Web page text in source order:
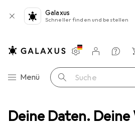
Deine Daten. Deine
Galaxus
Schneller finden und bestellen
Navigation nach Kategorien
Menü Suche
Einstellungen
Kundenkonto
Vergleichslisten
Merklisten
Warenkorb
Deckenleuchte L&S LED